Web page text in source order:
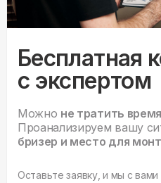
Бесплатная
с экспертом
Можно не тратить
Проанализируем вашу
бризер и место для
Оставьте заявку, и мы с